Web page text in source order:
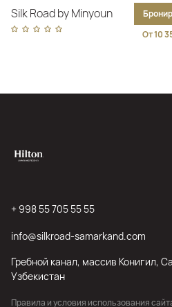
Silk Road by Minyoun
От 10
+ 998 55 705 55 55
info@silkroad-samarkand.com
Гребной канал, массив Конигил,
Узбекистан
Правила и условия использования